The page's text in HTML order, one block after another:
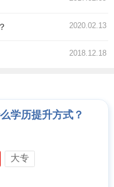
2020.02.13
2018.12.18
学历提升方式？
大专